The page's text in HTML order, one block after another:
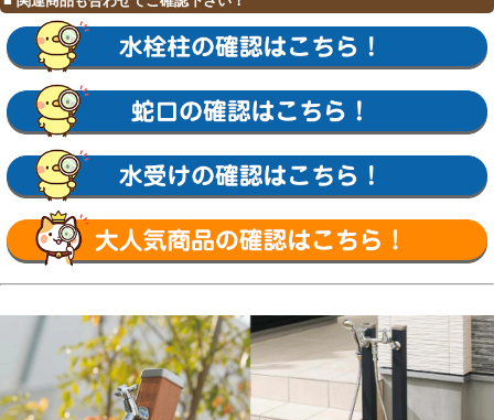
ブリック・ライアンスタンド・リーナアロン
650スタンド・リーナアロン 950スタンド・
ガーデンシンク オルタ・ガーデンシンク カー
サII・ガーデンシンク KIT C1・ガーデンシン
ク KIT S1・ガーデンシンク フィーノII・ガー
デンシンク ライアン・ウォーターポット・オ
ルタポット・グランデパン テンド・グランデ
パン スクエア・サスポットM・シャインポッ
ト・水凛パン・ターフパン・陶芸ポット・カ
レ・ティアドロップ・デミ・セレス・パレッ
パン タイトレンガタイプ・ファミエンテパン
ビーンズ・ファミエンテパン フレア・ファミ
ト
【NIKKO】
立水栓ユニット・レトロブリックタイプ・サー
クルタイプ・ウッドクリートタイプ・ランバー
タイプ・リベルタII・コロル・コロルミニ・ス